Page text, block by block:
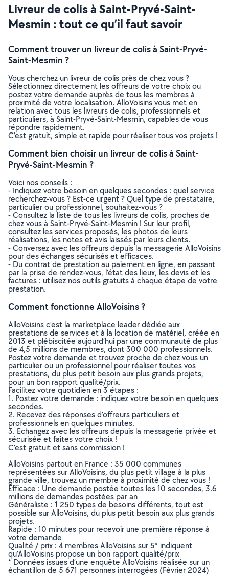
Livreur de colis à Saint-Pryvé-Saint-
Mesmin : tout ce qu’il faut savoir
Comment trouver un livreur de colis à Saint-Pryvé-
Saint-Mesmin ?
Vous cherchez un livreur de colis près de chez vous ?
Sélectionnez directement les offreurs de votre choix ou
postez votre demande auprès de tous les membres à
proximité de votre localisation. AlloVoisins vous met en
relation avec tous les livreurs de colis, professionnels et
particuliers, à Saint-Pryvé-Saint-Mesmin, capables de vous
répondre rapidement.
C’est gratuit, simple et rapide pour réaliser tous vos projets !
Comment bien choisir un livreur de colis à Saint-
Pryvé-Saint-Mesmin ?
Voici nos conseils :
- Indiquez votre besoin en quelques secondes : quel service
recherchez-vous ? Est-ce urgent ? Quel type de prestataire,
particulier ou professionnel, souhaitez-vous ?
- Consultez la liste de tous les livreurs de colis, proches de
chez vous à Saint-Pryvé-Saint-Mesmin ! Sur leur profil,
consultez les services proposés, les photos de leurs
réalisations, les notes et avis laissés par leurs clients.
- Conversez avec les offreurs depuis la messagerie AlloVoisins
pour des échanges sécurisés et efficaces.
- Du contrat de prestation au paiement en ligne, en passant
par la prise de rendez-vous, l’état des lieux, les devis et les
factures : utilisez nos outils gratuits à chaque étape de votre
prestation.
Comment fonctionne AlloVoisins ?
AlloVoisins c’est la marketplace leader dédiée aux
prestations de services et à la location de matériel, créée en
2013 et plébiscitée aujourd’hui par une communauté de plus
de 4,5 millions de membres, dont 300 000 professionnels.
Postez votre demande et trouvez proche de chez vous un
particulier ou un professionnel pour réaliser toutes vos
prestations, du plus petit besoin aux plus grands projets,
pour un bon rapport qualité/prix.
Facilitez votre quotidien en 3 étapes :
1. Postez votre demande : indiquez votre besoin en quelques
secondes.
2. Recevez des réponses d’offreurs particuliers et
professionnels en quelques minutes.
3. Echangez avec les offreurs depuis la messagerie privée et
sécurisée et faites votre choix !
C’est gratuit et sans commission !
AlloVoisins partout en France : 35 000 communes
représentées sur AlloVoisins, du plus petit village à la plus
grande ville, trouvez un membre à proximité de chez vous !
Efficace : Une demande postée toutes les 10 secondes, 3.6
millions de demandes postées par an
Généraliste : 1 250 types de besoins différents, tout est
possible sur AlloVoisins, du plus petit besoin aux plus grands
projets.
Rapide : 10 minutes pour recevoir une première réponse à
votre demande
Qualité / prix : 4 membres AlloVoisins sur 5* indiquent
qu’AlloVoisins propose un bon rapport qualité/prix
* Données issues d’une enquête AlloVoisins réalisée sur un
échantillon de 5 671 personnes interrogées (Février 2024)